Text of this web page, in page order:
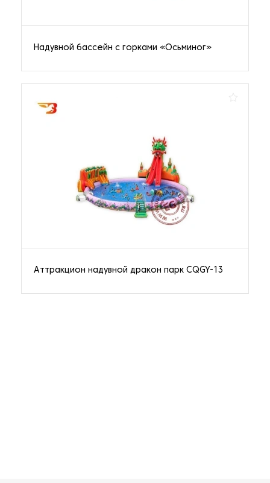
Надувной бассейн с горками «Осьминог»
Аттракцион надувной дракон парк CQGY-13